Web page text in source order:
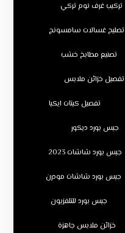
تركيب غرف نوم تركي
تصليح غسالات سامسونج
تصنيع مطابخ خشب
تفصيل خزائن ملابس
تفصيل كبتات ايكيا
جبس بورد ديكور
جبس بورد شاشات 2023
جبس بورد شاشات مودرن
جبس بورد للتلفزيون
خزائن ملابس جاهزة